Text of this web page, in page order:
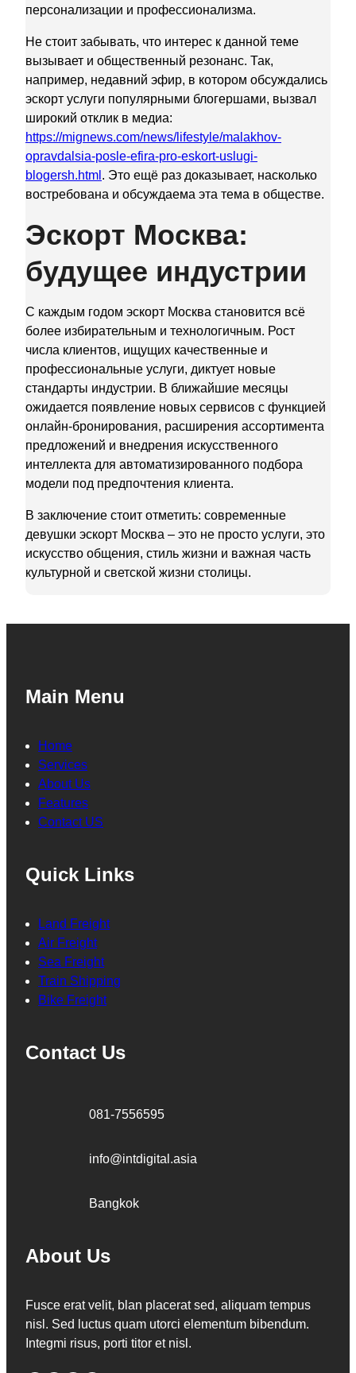
персонализации и профессионализма.
Не стоит забывать, что интерес к данной теме
вызывает и общественный резонанс. Так,
например, недавний эфир, в котором обсуждались
эскорт услуги популярными блогершами, вызвал
широкий отклик в медиа:
https://mignews.com/news/lifestyle/malakhov-
opravdalsia-posle-efira-pro-eskort-uslugi-
blogersh.html . Это ещё раз доказывает, насколько
востребована и обсуждаема эта тема в обществе.
Эскорт Москва:
будущее индустрии
С каждым годом эскорт Москва становится всё
более избирательным и технологичным. Рост
числа клиентов, ищущих качественные и
профессиональные услуги, диктует новые
стандарты индустрии. В ближайшие месяцы
ожидается появление новых сервисов с функцией
онлайн-бронирования, расширения ассортимента
предложений и внедрения искусственного
интеллекта для автоматизированного подбора
модели под предпочтения клиента.
В заключение стоит отметить: современные
девушки эскорт Москва – это не просто услуги, это
искусство общения, стиль жизни и важная часть
культурной и светской жизни столицы.
Main Menu
Home
Services
About Us
Features
Contact US
Quick Links
Land Freight
Air Freight
Sea Freight
Train Shipping
Bike Freight
Contact Us
081-7556595
info@intdigital.asia
Bangkok
About Us
Fusce erat velit, blan placerat sed, aliquam tempus
nisl. Sed luctus quam utorci elementum bibendum.
Integmi risus, porti titor et nisl.